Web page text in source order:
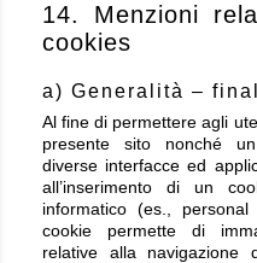
14. Menzioni
cookies
a) Generalità –
Al fine di permettere agli
presente sito nonché
diverse interfacce ed
all’inserimento di un
informatico (es., personal
cookie permette di
relative alla navigazione